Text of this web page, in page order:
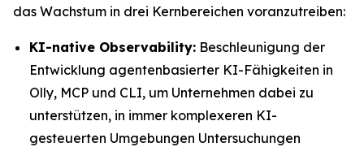
das Wachstum in drei Kernbereichen voranzutreiben:
KI-native Observability: Beschleunigung der
Entwicklung agentenbasierter KI-Fähigkeiten in
Olly, MCP und CLI, um Unternehmen dabei zu
unterstützen, in immer komplexeren KI-
gesteuerten Umgebungen Untersuchungen